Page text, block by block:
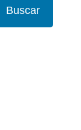
Buscar